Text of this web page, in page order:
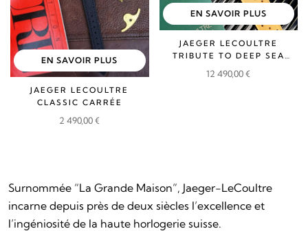
EN SAVOIR PLUS
JAEGER LECOULTRE
CLASSIC CARRÉE
2 490,00€
EN SAVOIR PLUS
JAEGER LECOULTRE
TRIBUTE TO DEEP SEA
CHRONO
12 490,00€
Surnommée “La Grande Maison”, Jaeger-LeCoultre
incarne depuis près de deux siècles l’excellence et
l’ingéniosité de la haute horlogerie suisse.